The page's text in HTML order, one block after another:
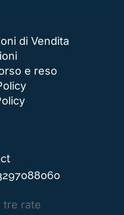
di Vendita
e reso